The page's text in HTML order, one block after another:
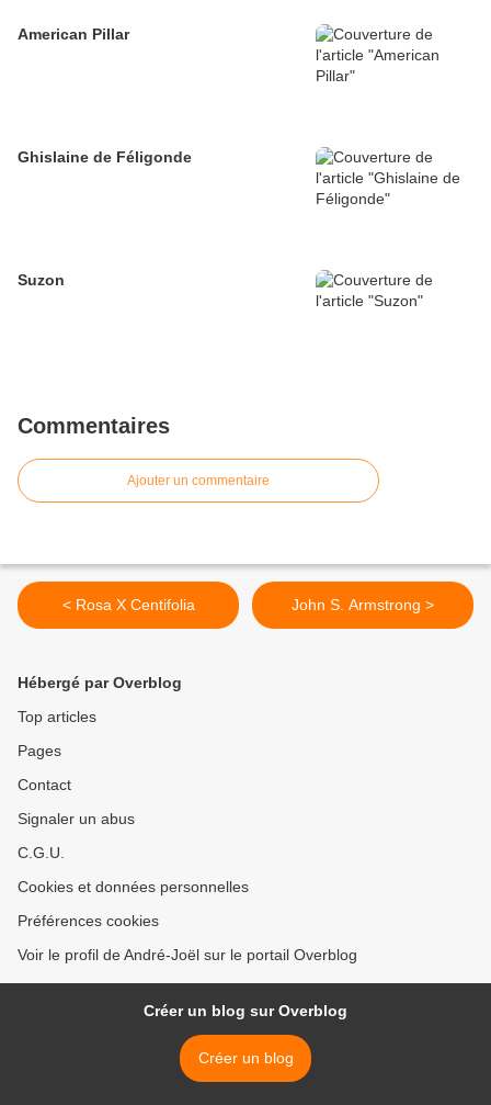
American Pillar
Ghislaine de Féligonde
Suzon
Commentaires
Ajouter un commentaire
< Rosa X Centifolia John S. Armstrong >
Hébergé par Overblog
Top articles
Pages
Contact
Signaler un abus
C.G.U.
Cookies et données personnelles
Préférences cookies
Voir le profil de André-Joël sur le portail Overblog
Créer un blog sur Overblog
Créer un blog